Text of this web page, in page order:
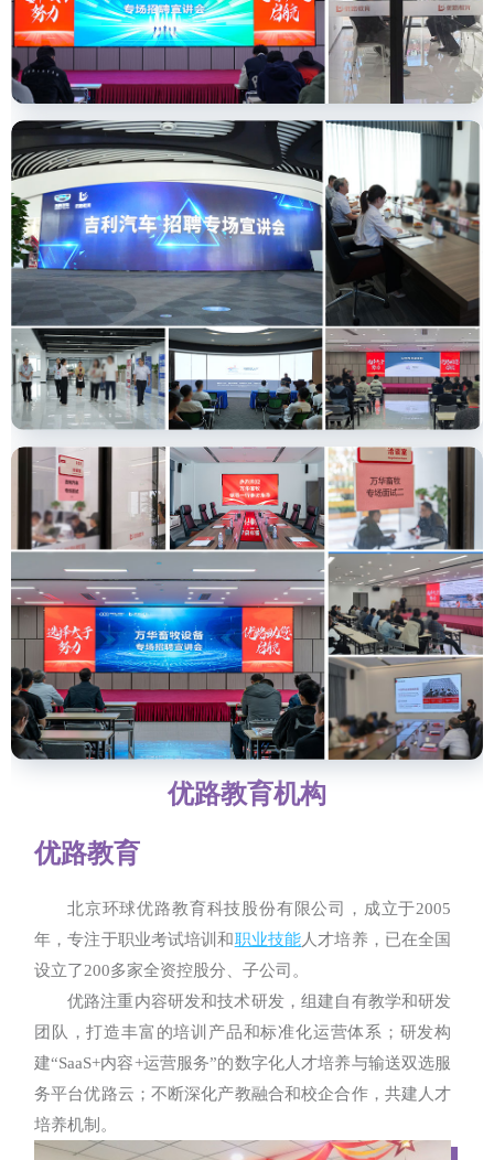
优路教育机构
优路教育
北京环球优路教育科技股份有限公司，成立于2005
年，专注于职业考试培训和职业技能人才培养，已在全国
设立了200多家全资控股分、子公司。
优路注重内容研发和技术研发，组建自有教学和研发
团队，打造丰富的培训产品和标准化运营体系；研发构
建“SaaS+内容+运营服务”的数字化人才培养与输送双选服
务平台优路云；不断深化产教融合和校企合作，共建人才
培养机制。